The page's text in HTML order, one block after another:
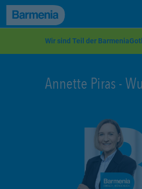
zum Seiteninhalt
Back to top
Wir sind Teil der
Annette Piras -